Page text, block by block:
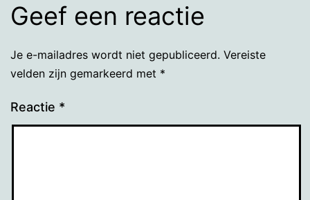
Geef een reactie
Je e-mailadres wordt niet gepubliceerd. Vereiste
velden zijn gemarkeerd met *
Reactie *